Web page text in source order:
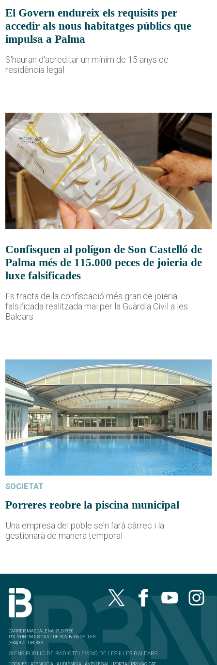
El Govern endureix els requisits per
accedir als nous habitatges públics que
impulsa a Palma
S'hauran d'acreditar un mínim de 15 anys de
residència legal
Confisquen al polígon de Son Castelló de
Palma més de 115.000 peces de joieria de
luxe falsificades
Es tracta de la confiscació més gran de joieria
falsificada realitzada mai per la Guàrdia Civil a les
Balears
SOCIETAT
Porreres reobre la piscina municipal
Una empresa del poble se'n farà càrrec i la
gestionarà de manera temporal
CARRER MAGDALENA, 21, 07180
POLÍGON INDUSTRIAL DE SON BUGADELLES
(+34) 971 139 333
© ENS PÚBLIC DE RADIOTELEVISIÓ DE LES ILLES BALEARS
COOKIES |ATENCIÓ A L'AUDIÈNCIA |AVÍS LEGAL | PORTAL PRIVACITAT